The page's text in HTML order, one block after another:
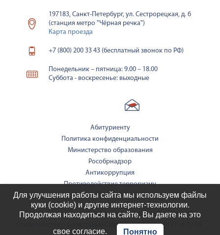
197183, Санкт-Петербург, ул. Сестрорецкая, д. 6
(станция метро "Чёрная речка")
Карта проезда
+7 (800) 200 33 43 (бесплатный звонок по РФ)
Понедельник – пятница: 9.00 – 18.00
Суббота - воскресенье: выходные
Абитуриенту
Политика конфиденциальности
Министерство образования
Рособрнадзор
Антикоррупция
Противодействие терроризму
2026
Сайт является средством массовой информации. 0+
Свидетельство о регистрации СМИ ЭЛ № ФС 77 – 59197 от 03.09.
Для улучшения работы сайта мы используем файлы
куки (cookie) и другие интернет-технологии.
Продолжая находиться на сайте, Вы даете на это
свое согласие. Понятно